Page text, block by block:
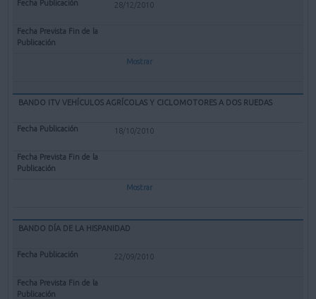
28/12/2010
Mostrar
BANDO ITV VEHÍCULOS AGRÍCOLAS Y CICLOMOTORES A DOS RUEDAS
18/10/2010
Mostrar
BANDO DÍA DE LA HISPANIDAD
22/09/2010